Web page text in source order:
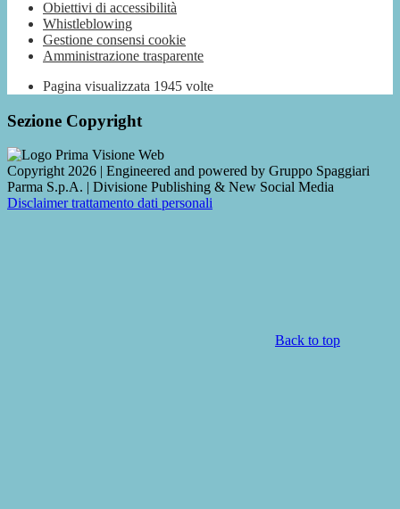
Obiettivi di accessibilità
Whistleblowing
Gestione consensi cookie
Amministrazione trasparente
Pagina visualizzata 1945 volte
Sezione Copyright
Copyright 2026 | Engineered and powered by Gruppo Spaggiari
Parma S.p.A. | Divisione Publishing & New Social Media
Disclaimer trattamento dati personali
Back to top